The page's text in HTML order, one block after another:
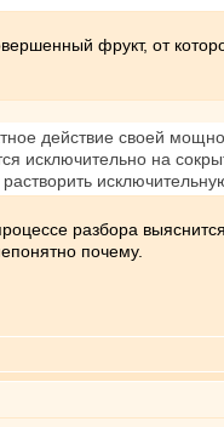
фрукт, от
действие своей
исключительно на
разбора
почему.